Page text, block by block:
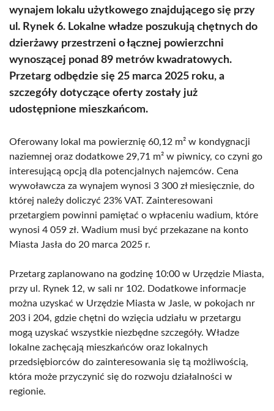
wynajem lokalu użytkowego znajdującego się przy
ul. Rynek 6. Lokalne władze poszukują chętnych do
dzierżawy przestrzeni o łącznej powierzchni
wynoszącej ponad 89 metrów kwadratowych.
Przetarg odbędzie się 25 marca 2025 roku, a
szczegóły dotyczące oferty zostały już
udostępnione mieszkańcom.
Oferowany lokal ma powierznię 60,12 m² w kondygnacji
naziemnej oraz dodatkowe 29,71 m² w piwnicy, co czyni go
interesującą opcją dla potencjalnych najemców. Cena
wywoławcza za wynajem wynosi 3 300 zł miesięcznie, do
której należy doliczyć 23% VAT. Zainteresowani
przetargiem powinni pamiętać o wpłaceniu wadium, które
wynosi 4 059 zł. Wadium musi być przekazane na konto
Miasta Jasła do 20 marca 2025 r.
Przetarg zaplanowano na godzinę 10:00 w Urzędzie Miasta,
przy ul. Rynek 12, w sali nr 102. Dodatkowe informacje
można uzyskać w Urzędzie Miasta w Jasle, w pokojach nr
203 i 204, gdzie chętni do wzięcia udziału w przetargu
mogą uzyskać wszystkie niezbędne szczegóły. Władze
lokalne zachęcają mieszkańców oraz lokalnych
przedsiębiorców do zainteresowania się tą możliwością,
która może przyczynić się do rozwoju działalności w
regionie.